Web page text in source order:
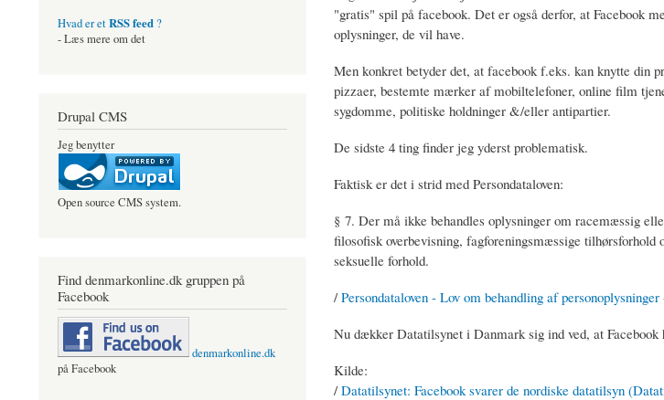
"gratis" spil på facebook. Det er også derfor, at Facebook
oplysninger, de vil have.
Men konkret betyder det, at facebook f.eks. kan knytte din
pizzaer, bestemte mærker af mobiltelefoner, online film
sygdomme, politiske holdninger &/eller antipartier.
De sidste 4 ting finder jeg yderst problematisk.
Faktisk er det i strid med Persondataloven:
§ 7. Der må ikke behandles oplysninger om racemæssig
filosofisk overbevisning, fagforeningsmæssige tilhørsforhold
seksuelle forhold.
/Persondataloven - Lov om behandling af
Nu dækker Datatilsynet i Danmark sig ind ved, at Facebook
Kilde:
/Datatilsynet: Facebook svarer de nordiske datatilsyn
Hvad er etRSS feed ?
- Læs mere om det
Drupal CMS
Jeg benytter
Open source CMS system.
Find denmarkonline.dk gruppen på
Facebook
denmarkonline.dk
på Facebook